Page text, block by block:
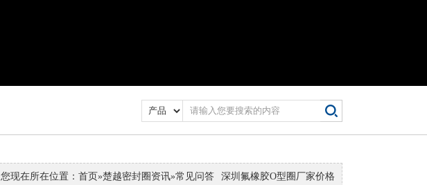
您现在所在位置： 首页»楚越密封圈资讯»常见问答 深圳氟橡胶O型圈厂家价格